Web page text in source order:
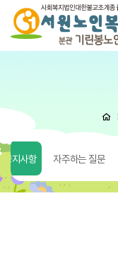
[회의 공개] 2026년도 2분기 서
공지사항 자주하는 질문